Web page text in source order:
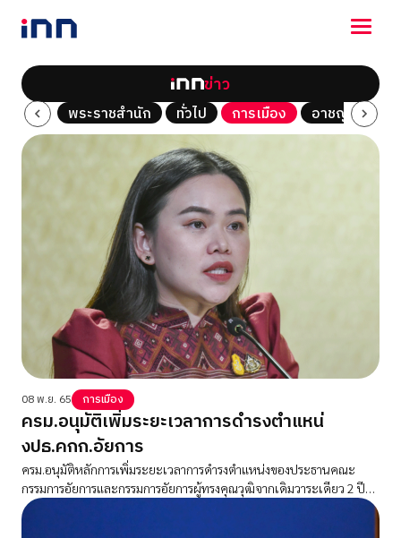
NEWS
ENTERTAINMENT
LIFESTYLE
HOROSCOPE
VIDEO
ร่วมด้วยช่วยกัน
ข่าว
Tech พระราชสำนัก ทั่วไป การเมือง อาชญากรรม
08 พ.ย. 65 การเมือง
ครม.อนุมัติเพิ่มระยะเวลาการดำรงตำแหน่
งปธ.คกก.อัยการ
ครม.อนุมัติหลักการเพิ่มระยะเวลาการดำรงตำแหน่งของประธานคณะ
กรรมการอัยการและกรรมการอัยการผู้ทรงคุณวุฒิจากเดิมวาระเดียว 2 ปี
เป็นไม่เกิน 2 วาระ